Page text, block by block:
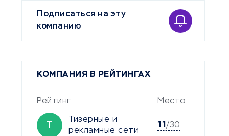
Подписаться на эту
компанию
КОМПАНИЯ В РЕЙТИНГАХ
Рейтинг Место
Тизерные и
рекламные сети
11/30